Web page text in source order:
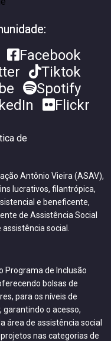
Facebook
Tiktok
Spotify
Flickr
de
Antônio Vieira (ASAV),
lucrativos, filantrópica,
e beneficente,
de Assistência Social
social.
Programa de Inclusão
bolsas de
para os níveis de
garantindo o acesso,
área de assistência social
nas categorias de